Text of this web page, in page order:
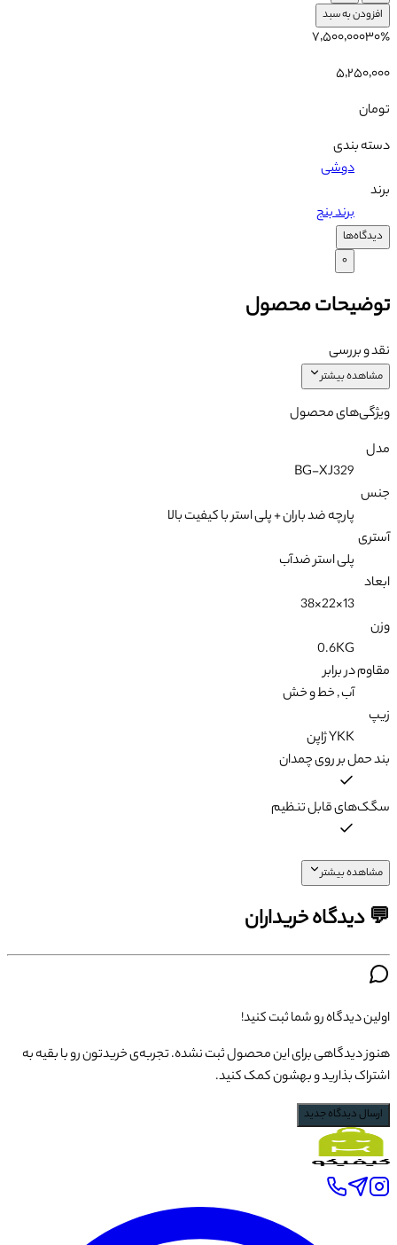
افزودن به سبد
۷٬۵۰۰٬۰۰۰۳۰٪
۵٬۲۵۰٬۰۰۰
تومان
دسته بندی
دوشی
برند
برند بنج
دیدگاه‌ها
۰
توضیحات محصول
نقد و بررسی
مشاهده بیشتر
ویژگی‌های محصول
مدل
BG-XJ329
جنس
پارچه ضد باران + پلی استر با کیفیت بالا
آستری
پلی استر ضدآب
ابعاد
13×22×38
وزن
0.6KG
مقاوم در برابر
آب , خط و خش
زیپ
YKK ژاپن
بند حمل بر روی چمدان
سگک‌های قابل تنظیم
مشاهده بیشتر
💬 دیدگاه خریداران
اولین دیدگاه رو شما ثبت کنید!
هنوز دیدگاهی برای این محصول ثبت نشده. تجربه‌ی خریدتون رو با بقیه به
اشتراک بذارید و بهشون کمک کنید.
ارسال دیدگاه جدید